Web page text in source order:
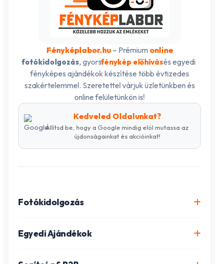
Fényképlabor.hu– Prémium online
fotókidolgozás, gyorsfénykép előhívásés egyedi
fényképes ajándékok készítése több évtizedes
szakértelemmel. Szeretettel várjuk üzletünkben és
online felületünkön is!
Kedveled Oldalunkat?
Állítsd be, hogy a Google mindig elöl mutassa az
újdonságainkat és akcióinkat!
Fotókidolgozás
Egyedi Ajándékok